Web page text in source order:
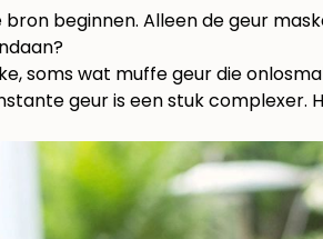
beginnen. Alleen de geur
soms wat muffe geur die
geur is een stuk